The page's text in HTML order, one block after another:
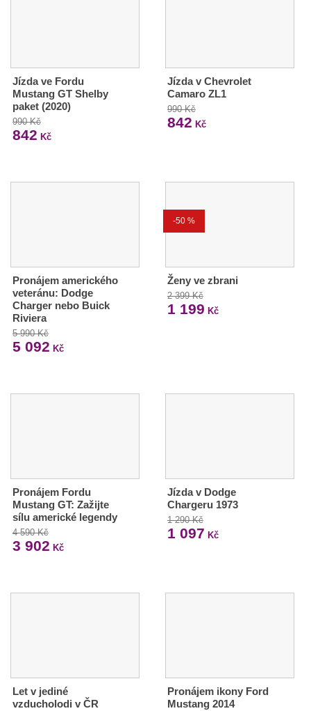
Jízda ve Fordu
Mustang GT Shelby
paket (2020)
990 Kč
842 Kč
Jízda v Chevrolet
Camaro ZL1
990 Kč
842 Kč
Pronájem amerického
veteránu: Dodge
Charger nebo Buick
Riviera
5 990 Kč
5 092 Kč
-50 %
Ženy ve zbrani
2 399 Kč
1 199 Kč
Pronájem Fordu
Mustang GT: Zažijte
sílu americké legendy
4 590 Kč
3 902 Kč
Jízda v Dodge
Chargeru 1973
1 290 Kč
1 097 Kč
Let v jediné
vzducholodi v ČR
Pronájem ikony Ford
Mustang 2014